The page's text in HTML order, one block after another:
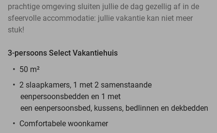
prachtige omgeving sluiten jullie de dag gezellig af in de
sfeervolle accommodatie: jullie vakantie kan niet meer
stuk!
3-persoons Select Vakantiehuis
50 m²
2 slaapkamers, 1 met 2 samenstaande
eenpersoonsbedden en 1 met
een eenpersoonsbed, kussens, bedlinnen en dekbedden
Comfortabele woonkamer